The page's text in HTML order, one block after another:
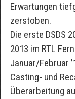
Erwartungen
zerstoben.
Die erste DSDS
2013 im RTL
Januar/Februar
Casting- und
Überarbeitung